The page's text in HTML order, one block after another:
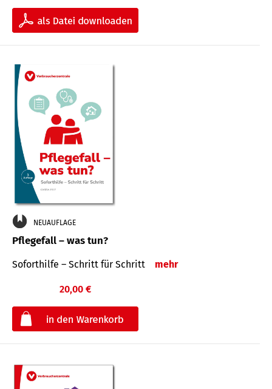
NEUAUFLAGE
Pflegefall – was tun?
Soforthilfe – Schritt für Schritt mehr
20,00 €